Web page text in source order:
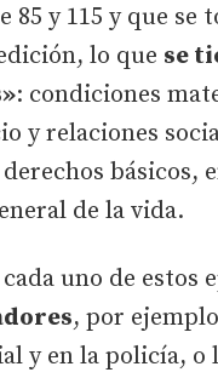
85 y 115 y que se
lo que se
: condiciones
y relaciones
de la vida.
uno de estos
, por
y en la policía,